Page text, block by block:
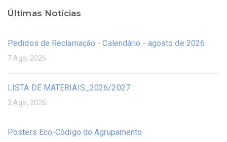
Últimas Notícias
Pedidos de Reclamação - Calendário - agosto de 2026
7 Ago, 2026
LISTA DE MATERIAIS_2026/2027
3 Ago, 2026
Posters Eco-Código do Agrupamento